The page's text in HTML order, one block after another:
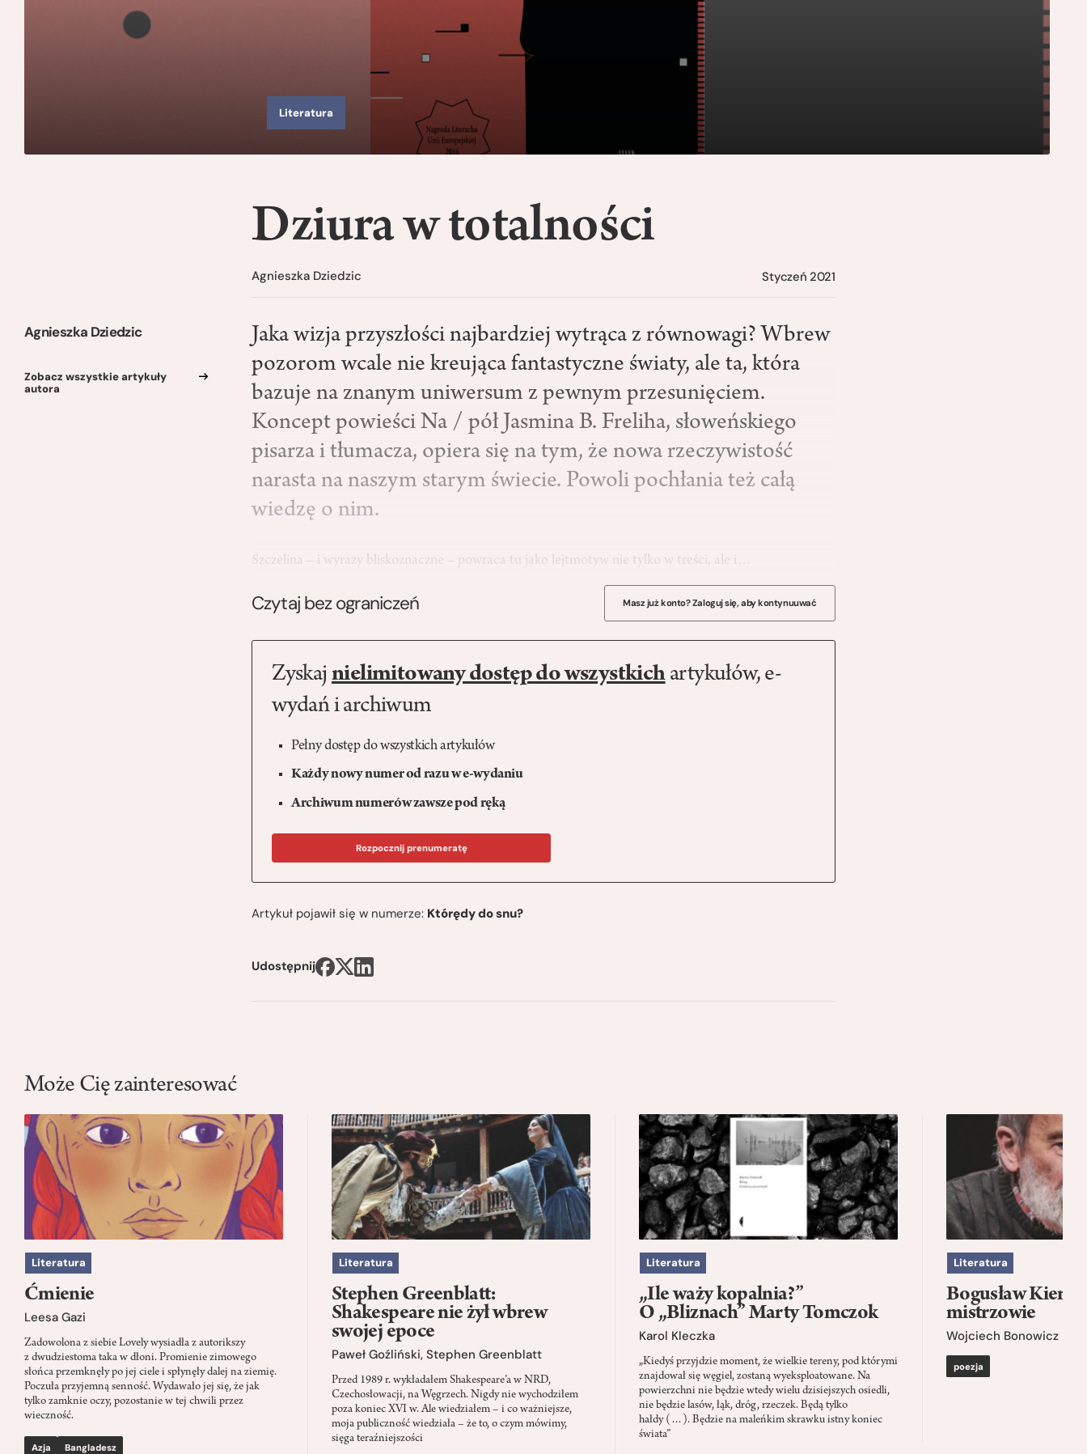
Literatura
Agnieszka Dziedzic
Zobacz wszystkie artykuły
autora
Dziura w totalności
Agnieszka Dziedzic Styczeń 2021
Jaka wizja przyszłości najbardziej wytrąca z równowagi? Wbrew
pozorom wcale nie kreująca fantastyczne światy, ale ta, która
bazuje na znanym uniwersum z pewnym przesunięciem.
Koncept powieści Na / pół Jasmina B. Freliha, słoweńskiego
pisarza i tłumacza, opiera się na tym, że nowa rzeczywistość
narasta na naszym starym świecie. Powoli pochłania też całą
wiedzę o nim.
Szczelina – i wyrazy bliskoznaczne – powraca tu jako lejtmotyw nie tylko w treści, ale i…
Czytaj bez ograniczeń Masz już konto? Zaloguj się, aby kontynuuwać
Zyskaj nielimitowany dostęp do wszystkichartykułów, e-
wydań i archiwum
Pełny dostęp do wszystkich artykułów
Każdy nowy numer od razu w e-wydaniu
Archiwum numerów zawsze pod ręką
Rozpocznij prenumeratę
Artykuł pojawił się w numerze: Którędy do snu?
Udostępnij
Może Cię zainteresować
Literatura
Ćmienie
Leesa Gazi
Zadowolona z siebie Lovely wysiadła z autorikszy
z dwudziestoma taka w dłoni. Promienie zimowego
słońca przemknęły po jej ciele i spłynęły dalej na ziemię.
Poczuła przyjemną senność. Wydawało jej się, że jak
tylko zamknie oczy, pozostanie w tej chwili przez
wieczność.
Azja Bangladesz
Literatura
Stephen Greenblatt:
Shakespeare nie żył wbrew
swojej epoce
Paweł Goźliński, Stephen Greenblatt
Przed 1989 r. wykładałem Shakespeare’a w NRD,
Czechosłowacji, na Węgrzech. Nigdy nie wychodziłem
poza koniec XVI w. Ale wiedziałem – i co ważniejsze,
moja publiczność wiedziała – że to, o czym mówimy,
sięga teraźniejszości
Literatura
„Ile waży kopalnia?”
O „Bliznach” Marty Tomczok
Karol Kleczka
„Kiedyś przyjdzie moment, że wielkie tereny, pod którymi
znajdował się węgiel, zostaną wyeksploatowane. Na
powierzchni nie będzie wtedy wielu dzisiejszych osiedli,
nie będzie lasów, łąk, dróg, rzeczek. Będą tylko
hałdy (…). Będzie na maleńkim skrawku istny koniec
świata”
Literatura
Bogusław Kierc
mistrzowie
Wojciech Bonowicz
poezja